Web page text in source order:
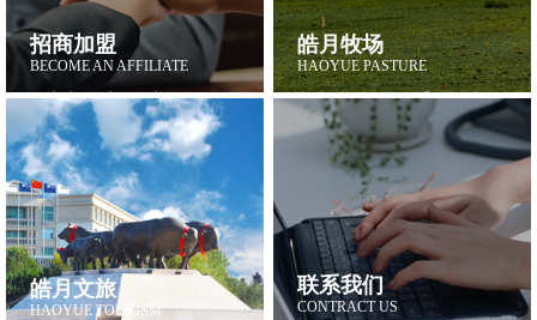
皓月沃金和牛西冷牛排获评2025 SAIL臻牛奖 年度西冷牛排！
皓月电商系列 —— 和牛脆片
皓月美味“登”全国高铁，产业龙头“塑”尔滨印象
【媒体报道】皓月集团：用“四个蹄子”奔向肉牛产业“千亿级”
【产品介绍】长白山放山牛系列 —— 皓月冰鲜后牛腱
皓月集团连续25年荣誉入选 农业产业化国家重点龙头企业名单
吃牛肉，满格元气！赢高考，满意成绩！
皓月沃金和牛西冷牛排获评2025 SAIL臻牛奖 年度西冷牛排！
皓月电商系列 —— 和牛脆片
皓月美味“登”全国高铁，产业龙头“塑”尔滨印象
招商加盟
BECOME AN AFFILIATE
用实力说话的好牛肉
详细 >
皓月牧场
HAOYUE PASTURE
鉴赏皓月牧场风采
详细 >
皓月文旅
HAOYUE TOURISM
联系我们
CONTRACT US